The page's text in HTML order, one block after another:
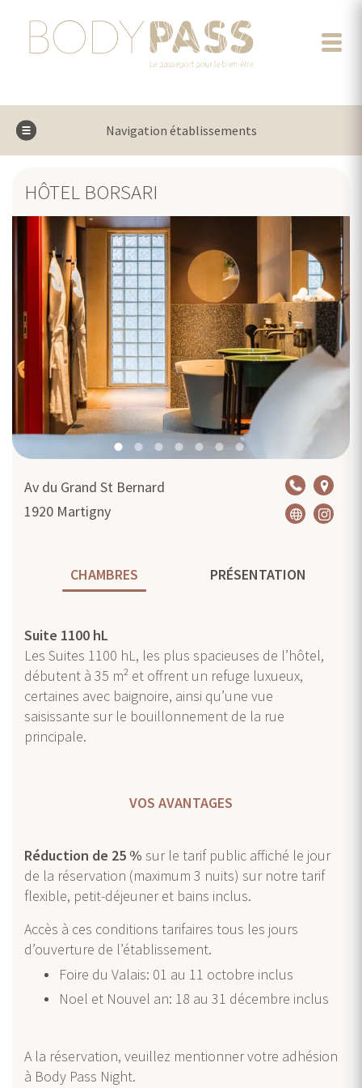
Navigation établissements
HÔTEL BORSARI
Av du Grand St Bernard
1920 Martigny
CHAMBRES PRÉSENTATION
Suite 1100 hL
Les Suites 1100 hL, les plus spacieuses de l’hôtel,
débutent à 35 m² et offrent un refuge luxueux,
certaines avec baignoire, ainsi qu’une vue
saisissante sur le bouillonnement de la rue
principale.
VOS AVANTAGES
Réduction de 25 % sur le tarif public affiché le jour
de la réservation (maximum 3 nuits) sur notre tarif
flexible, petit-déjeuner et bains inclus.
Accès à ces conditions tarifaires tous les jours
d’ouverture de l’établissement.
Foire du Valais: 01 au 11 octobre inclus
Noel et Nouvel an: 18 au 31 décembre inclus
A la réservation, veuillez mentionner votre adhésion
à Body Pass Night.